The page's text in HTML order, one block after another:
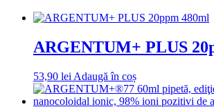
ARGENTUM+ PLUS
53,90 lei Adaugă în coș